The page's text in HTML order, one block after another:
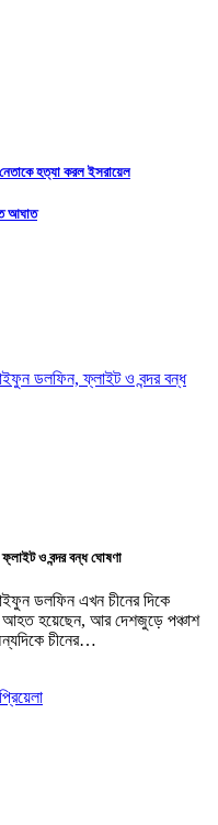
নেতাকে হত্যা করল ইসরায়েল
আঘাত
ও বন্দর বন্ধ ঘোষণা
ডলফিন এখন চীনের দিকে
হয়েছেন, আর দেশজুড়ে পঞ্চাশ
চীনের…